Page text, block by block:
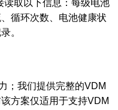
读取以下信息：每级电池
循环次数、电池健康状
。
；我们提供完整的VDM
方案仅适用于支持VDM